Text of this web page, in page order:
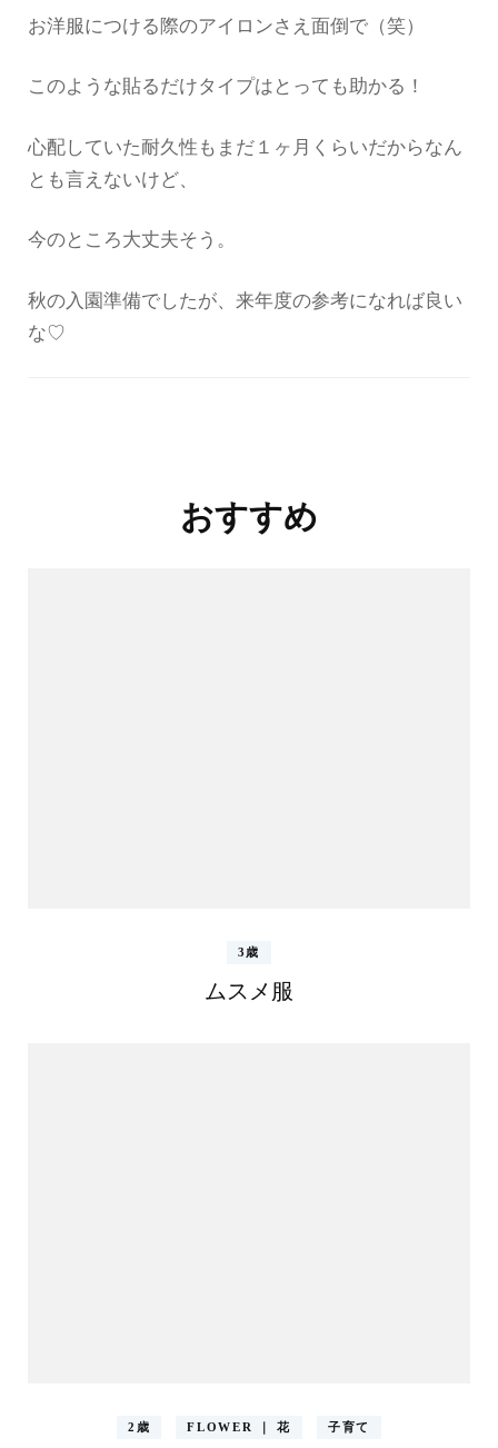
お洋服につける際のアイロンさえ面倒で（笑）
このような貼るだけタイプはとっても助かる！
心配していた耐久性もまだ１ヶ月くらいだからなん
とも言えないけど、
今のところ大丈夫そう。
秋の入園準備でしたが、来年度の参考になれば良い
な♡
おすすめ
3歳
ムスメ服
2歳 FLOWER ｜ 花 子育て